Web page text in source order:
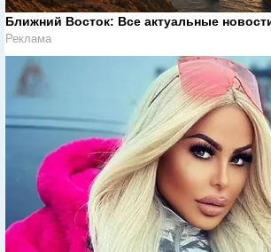
Ближний Восток: Все актуальные
Реклама